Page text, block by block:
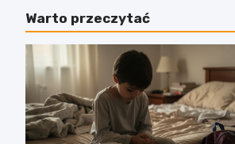
Warto przeczytać